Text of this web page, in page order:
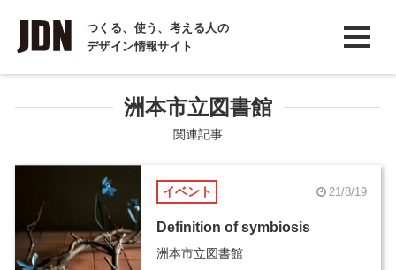
つくる、使う、考える人の
デザイン情報サイト
INTERVIEW
インタビュー
REPORT
COLUMN
洲本市立図書館
関連記事
イベント 21/8/19
Definition of symbiosis
洲本市立図書館